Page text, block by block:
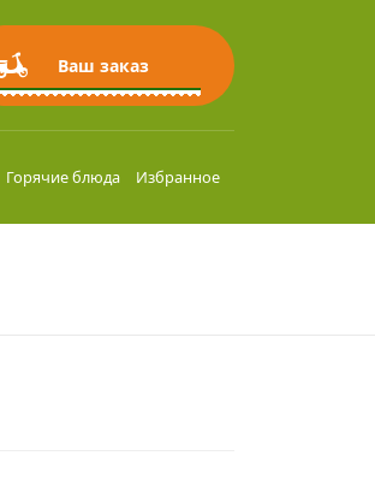
Ваш заказ
0 позиций 0
Горячие блюда Избранное